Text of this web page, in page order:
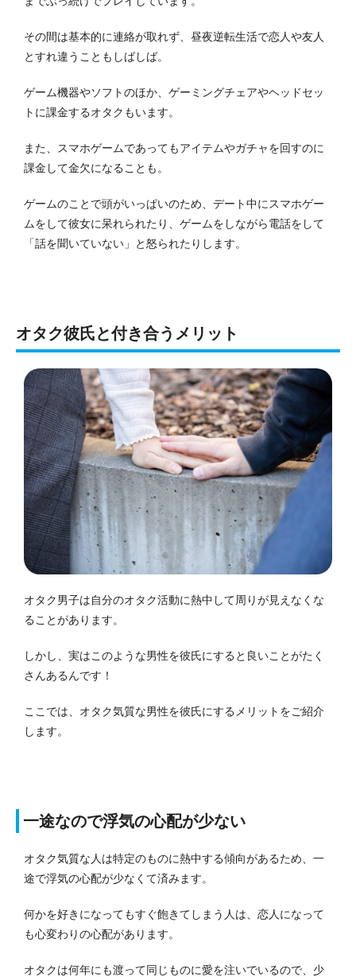
その間は基本的に連絡が取れず、昼夜逆転生活で恋人や友人
とすれ違うこともしばしば。
ゲーム機器やソフトのほか、ゲーミングチェアやヘッドセッ
トに課金するオタクもいます。
また、スマホゲームであってもアイテムやガチャを回すのに
課金して金欠になることも。
ゲームのことで頭がいっぱいのため、デート中にスマホゲー
ムをして彼女に呆れられたり、ゲームをしながら電話をして
「話を聞いていない」と怒られたりします。
オタク彼氏と付き合うメリット
オタク男子は自分のオタク活動に熱中して周りが見えなくな
ることがあります。
しかし、実はこのような男性を彼氏にすると良いことがたく
さんあるんです！
ここでは、オタク気質な男性を彼氏にするメリットをご紹介
します。
一途なので浮気の心配が少ない
オタク気質な人は特定のものに熱中する傾向があるため、一
途で浮気の心配が少なくて済みます。
何かを好きになってもすぐ飽きてしまう人は、恋人になって
も心変わりの心配があります。
オタクは何年にも渡って同じものに愛を注いでいるので、少